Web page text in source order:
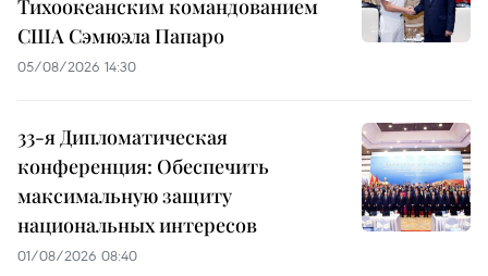
Тихоокеанским командованием
США Сэмюэла Папаро
05/08/2026 14:30
33-я Дипломатическая
конференция: Обеспечить
максимальную защиту
национальных интересов
01/08/2026 08:40